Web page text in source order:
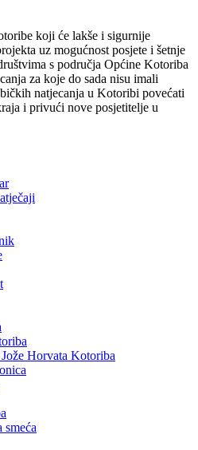
koji će lakše i sigurnije
uz mogućnost posjete i šetnje
s područja Općine Kotoriba
za koje do sada nisu imali
natjecanja u Kotoribi povećati
i privući nove posjetitelje u
Horvata Kotoriba
smeća